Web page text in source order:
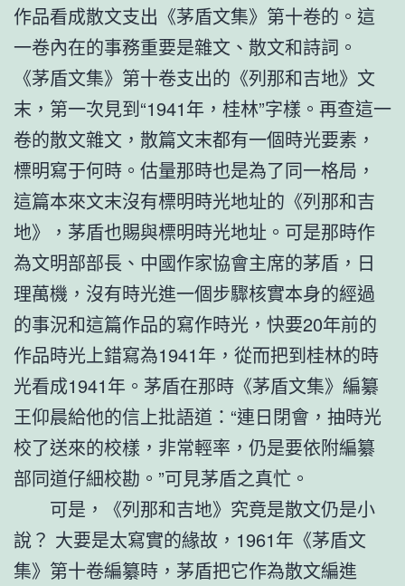
作品看成散文支出《茅盾文集》第十卷的。這
一卷內在的事務重要是雜文、散文和詩詞。
《茅盾文集》第十卷支出的《列那和吉地》文
末，第一次見到“1941年，桂林”字樣。再查這一
卷的散文雜文，散篇文末都有一個時光要素，
標明寫于何時。估量那時也是為了同一格局，
這篇本來文末沒有標明時光地址的《列那和吉
地》，茅盾也賜與標明時光地址。可是那時作
為文明部部長、中國作家協會主席的茅盾，日
理萬機，沒有時光進一個步驟核實本身的經過
的事況和這篇作品的寫作時光，快要20年前的
作品時光上錯寫為1941年，從而把到桂林的時
光看成1941年。茅盾在那時《茅盾文集》編纂
王仰晨給他的信上批語道：“連日閉會，抽時光
校了送來的校樣，非常輕率，仍是要依附編纂
部同道仔細校勘。”可見茅盾之真忙。
可是，《列那和吉地》究竟是散文仍是小
說？ 大要是太寫實的緣故，1961年《茅盾文
集》第十卷編纂時，茅盾把它作為散文編進